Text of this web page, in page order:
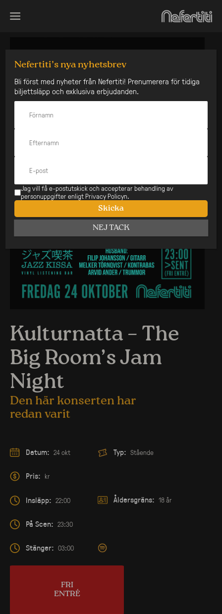
content
Kulturnatta – The
Big Room’s Jam
Night
Den här konserten har
redan varit
Datum: 24 okt
Pris: kr
Insläpp: 22:00
På Scen: 23:30
Stänger: 03:00
Typ: Stående
Åldersgräns: 18 år
FRI
ENTRÉ
Nefertiti’s nya nyhetsbrev
Bli först med nyheter från Nefertiti! Prenumerera för tidiga
biljettsläpp och exklusiva erbjudanden.
Jag vill få e-postutskick och accepterar behandling av
personuppgifter enligt Privacy Policyn.
Skicka
NEJ TACK